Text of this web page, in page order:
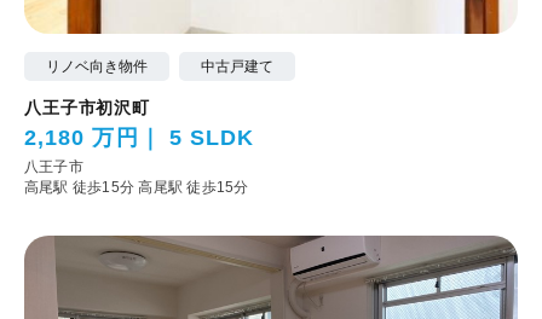
リノベ向き物件 中古戸建て
八王子市初沢町
2,180 万円 5 SLDK
八王子市
高尾駅 徒歩15分高尾駅 徒歩15分